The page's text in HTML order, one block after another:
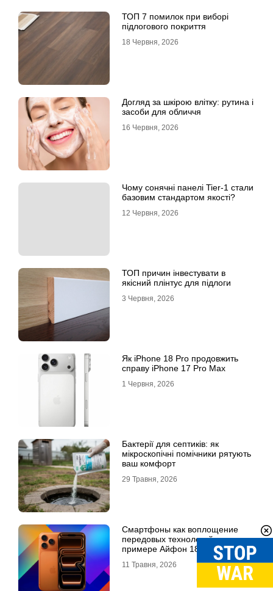
ТОП 7 помилок при виборі
підлогового покриття
18 Червня, 2026
Догляд за шкірою влітку: рутина і
засоби для обличчя
16 Червня, 2026
Чому сонячні панелі Tier-1 стали
базовим стандартом якості?
12 Червня, 2026
ТОП причин інвестувати в
якісний плінтус для підлоги
3 Червня, 2026
Як iPhone 18 Pro продовжить
справу iPhone 17 Pro Max
1 Червня, 2026
Бактерії для септиків: як
мікроскопічні помічники рятують
ваш комфорт
29 Травня, 2026
Смартфоны как воплощение
передовых технологий: на
примере Айфон 18 Про Макс
11 Травня, 2026